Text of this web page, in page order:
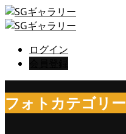
ログイン
フォトカテゴリー